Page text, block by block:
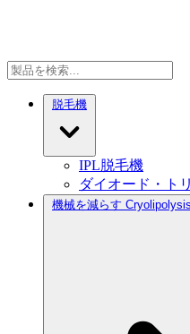
脱毛機
IPL脱毛機
ダイオード・ト
機械を減らす